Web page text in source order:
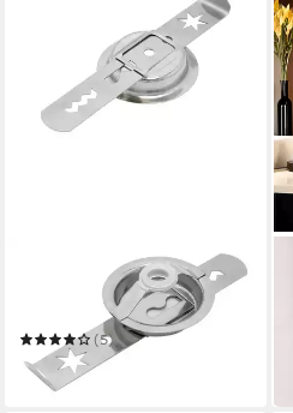
Spritzgebäckvorsatz
Spritzgebäck-Vorsatz SGV 5
(5)
ab 10,99 €
in 5-6 Werktagen bei dir